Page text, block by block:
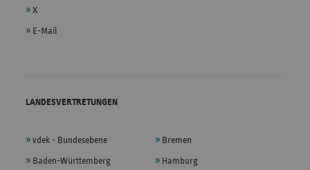
X
E-Mail
LANDESVERTRETUNGEN
vdek - Bundesebene
Baden-Württemberg
Bremen
Hamburg